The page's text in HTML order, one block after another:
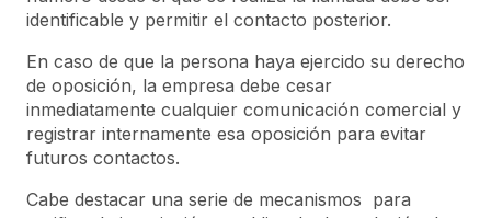
identificable y permitir el contacto posterior.
En caso de que la persona haya ejercido su derecho
de oposición, la empresa debe cesar
inmediatamente cualquier comunicación comercial y
registrar internamente esa oposición para evitar
futuros contactos.
Cabe destacar una serie de mecanismos para